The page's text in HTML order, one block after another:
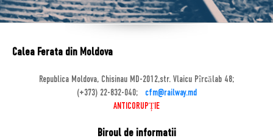
Calea Ferata din Moldova
Republica Moldova, Chisinau MD-2012,str. Vlaicu Pîrcălab 48;
(+373) 22-832-040;
cfm@railway.md
ANTICORUPȚIE
Biroul de informatii